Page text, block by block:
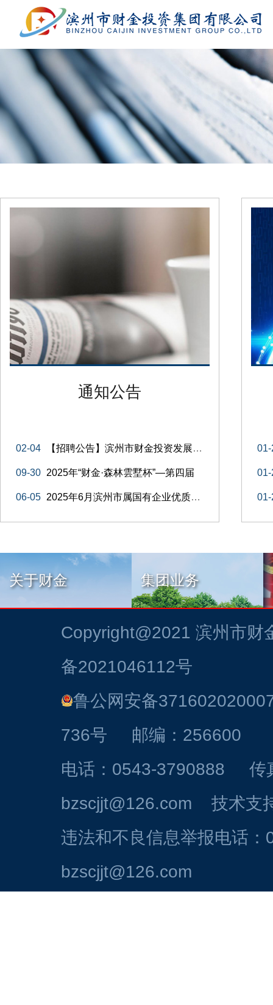
通知公告
02-04 【招聘公告】滨州市财金投资发展集团有限公
09-30 2025年“财金·森林雲墅杯”—第四届
06-05 2025年6月滨州市属国有企业优质岗位招
01-
01-
01-
关于财金 集团业务
Copyright@2021 滨州市财
备2021046112号
鲁公网安备
736号 邮编：256600
电话：0543-3790888
bzscjjt@126.com 技术支
违法和不良信息举报电话
bzscjjt@126.com